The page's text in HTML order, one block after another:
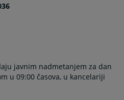
javnim nadmetanjem za dan
u 09:00 časova, u kancelariji